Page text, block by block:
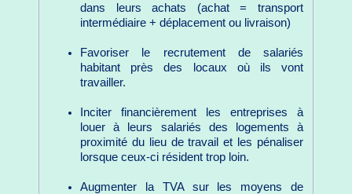
dans leurs achats (achat = transport
intermédiaire + déplacement ou livraison)
Favoriser le recrutement de salariés
habitant près des locaux où ils vont
travailler.
Inciter financièrement les entreprises à
louer à leurs salariés des logements à
proximité du lieu de travail et les pénaliser
lorsque ceux-ci résident trop loin.
Augmenter la TVA sur les moyens de